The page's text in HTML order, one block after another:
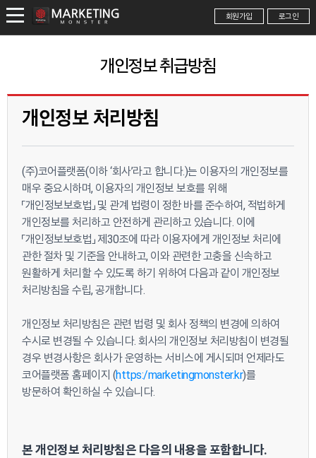
로그인
회원가입
개인정보 취급방침
개인정보 처리방침
(주)코어플랫폼(이하 ‘회사’라고 합니다.)는 이용자의 개인정보를
매우 중요시하며, 이용자의 개인정보 보호를 위해
「개인정보보호법」 및 관계 법령이 정한 바를 준수하여, 적법하게
개인정보를 처리하고 안전하게 관리하고 있습니다. 이에
「개인정보보호법」 제30조에 따라 이용자에게 개인정보 처리에
관한 절차 및 기준을 안내하고, 이와 관련한 고충을 신속하고
원활하게 처리할 수 있도록 하기 위하여 다음과 같이 개인정보
처리방침을 수립, 공개합니다.
개인정보 처리방침은 관련 법령 및 회사 정책의 변경에 의하여
수시로 변경될 수 있습니다. 회사의 개인정보 처리방침이 변경될
경우 변경사항은 회사가 운영하는 서비스에 게시되며 언제라도
코어플랫폼 홈페이지 (https:/marketingmonster.kr)를
방문하여 확인하실 수 있습니다.
본 개인정보 처리방침은 다음의 내용을 포함합니다.